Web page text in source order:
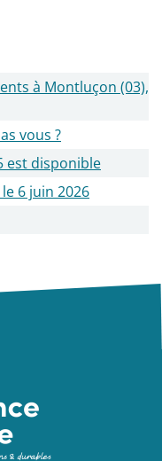
à Montluçon (03),
vous ?
est disponible
6 juin 2026